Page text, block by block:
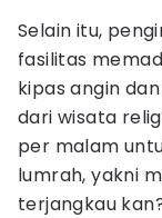
Selain itu,
fasilitas
kipas angin
dari wisata
per malam
lumrah, yakni
terjangkau